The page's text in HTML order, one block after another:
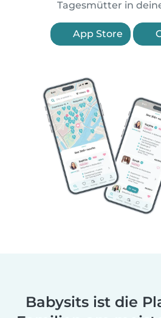
Tagesmütter in
App Store
Babysits ist die